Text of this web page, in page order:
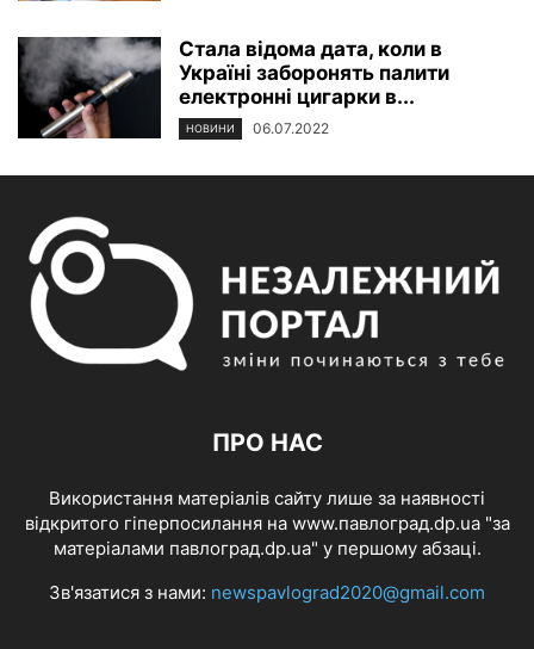
Стала відома дата, коли в
Україні заборонять палити
електронні цигарки в...
НОВИНИ 06.07.2022
ПРО НАС
Використання матеріалів сайту лише за наявності
відкритого гіперпосилання на www.павлоград.dp.ua "за
матеріалами павлоград.dp.ua" у першому абзаці.
Зв'язатися з нами: newspavlograd2020@gmail.com